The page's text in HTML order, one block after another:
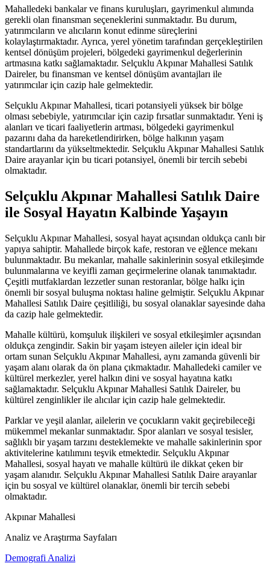
Mahalledeki bankalar ve finans kuruluşları, gayrimenkul alımında
gerekli olan finansman seçeneklerini sunmaktadır. Bu durum,
yatırımcıların ve alıcıların konut edinme süreçlerini
kolaylaştırmaktadır. Ayrıca, yerel yönetim tarafından gerçekleştirilen
kentsel dönüşüm projeleri, bölgedeki gayrimenkul değerlerinin
artmasına katkı sağlamaktadır. Selçuklu Akpınar Mahallesi Satılık
Daireler, bu finansman ve kentsel dönüşüm avantajları ile
yatırımcılar için cazip hale gelmektedir.
Selçuklu Akpınar Mahallesi, ticari potansiyeli yüksek bir bölge
olması sebebiyle, yatırımcılar için cazip fırsatlar sunmaktadır. Yeni iş
alanları ve ticari faaliyetlerin artması, bölgedeki gayrimenkul
pazarını daha da hareketlendirirken, bölge halkının yaşam
standartlarını da yükseltmektedir. Selçuklu Akpınar Mahallesi Satılık
Daire arayanlar için bu ticari potansiyel, önemli bir tercih sebebi
olmaktadır.
Selçuklu Akpınar Mahallesi Satılık Daire
ile Sosyal Hayatın Kalbinde Yaşayın
Selçuklu Akpınar Mahallesi, sosyal hayat açısından oldukça canlı bir
yapıya sahiptir. Mahallede birçok kafe, restoran ve eğlence mekanı
bulunmaktadır. Bu mekanlar, mahalle sakinlerinin sosyal etkileşimde
bulunmalarına ve keyifli zaman geçirmelerine olanak tanımaktadır.
Çeşitli mutfaklardan lezzetler sunan restoranlar, bölge halkı için
önemli bir sosyal buluşma noktası haline gelmiştir. Selçuklu Akpınar
Mahallesi Satılık Daire çeşitliliği, bu sosyal olanaklar sayesinde daha
da cazip hale gelmektedir.
Mahalle kültürü, komşuluk ilişkileri ve sosyal etkileşimler açısından
oldukça zengindir. Sakin bir yaşam isteyen aileler için ideal bir
ortam sunan Selçuklu Akpınar Mahallesi, aynı zamanda güvenli bir
yaşam alanı olarak da ön plana çıkmaktadır. Mahalledeki camiler ve
kültürel merkezler, yerel halkın dini ve sosyal hayatına katkı
sağlamaktadır. Selçuklu Akpınar Mahallesi Satılık Daireler, bu
kültürel zenginlikler ile alıcılar için cazip hale gelmektedir.
Parklar ve yeşil alanlar, ailelerin ve çocukların vakit geçirebileceği
mükemmel mekanlar sunmaktadır. Spor alanları ve sosyal tesisler,
sağlıklı bir yaşam tarzını desteklemekte ve mahalle sakinlerinin spor
aktivitelerine katılımını teşvik etmektedir. Selçuklu Akpınar
Mahallesi, sosyal hayatı ve mahalle kültürü ile dikkat çeken bir
yaşam alanıdır. Selçuklu Akpınar Mahallesi Satılık Daire arayanlar
için bu sosyal ve kültürel olanaklar, önemli bir tercih sebebi
olmaktadır.
Akpınar Mahallesi
Analiz ve Araştırma Sayfaları
Demografi Analizi